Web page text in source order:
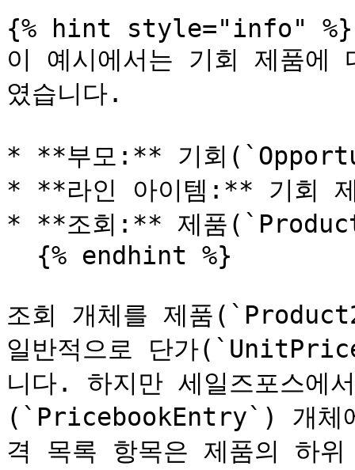
{% hint style="info" %}
이 예시에서는 기회 제품에
였습니다.
* **부모:** 기회
* **라인 아이템:** 기회
* **조회:** 제품
조회 개체를 제품
일반적으로 단가
니다. 하지만 세일즈포스에
(`PricebookEntry`) 개체
격 목록 항목은 제품의 하